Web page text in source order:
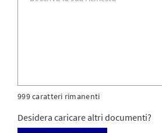
999 caratteri rimanenti
Desidera caricare altri documenti?